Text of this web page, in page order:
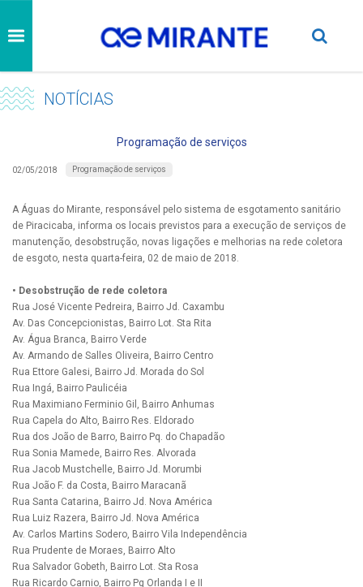
NOTÍCIAS
Programação de serviços
02/05/2018 Programação de serviços
A Águas do Mirante, responsável pelo sistema de esgotamento sanitário
de Piracicaba, informa os locais previstos para a execução de serviços de
manutenção, desobstrução, novas ligações e melhorias na rede coletora
de esgoto, nesta quarta-feira, 02 de maio de 2018.
• Desobstrução de rede coletora
Rua José Vicente Pedreira, Bairro Jd. Caxambu
Av. Das Concepcionistas, Bairro Lot. Sta Rita
Av. Água Branca, Bairro Verde
Av. Armando de Salles Oliveira, Bairro Centro
Rua Ettore Galesi, Bairro Jd. Morada do Sol
Rua Ingá, Bairro Paulicéia
Rua Maximiano Ferminio Gil, Bairro Anhumas
Rua Capela do Alto, Bairro Res. Eldorado
Rua dos João de Barro, Bairro Pq. do Chapadão
Rua Sonia Mamede, Bairro Res. Alvorada
Rua Jacob Mustchelle, Bairro Jd. Morumbi
Rua João F. da Costa, Bairro Maracanã
Rua Santa Catarina, Bairro Jd. Nova América
Rua Luiz Razera, Bairro Jd. Nova América
Av. Carlos Martins Sodero, Bairro Vila Independência
Rua Prudente de Moraes, Bairro Alto
Rua Salvador Gobeth, Bairro Lot. Sta Rosa
Rua Ricardo Carnio, Bairro Pq Orlanda I e II